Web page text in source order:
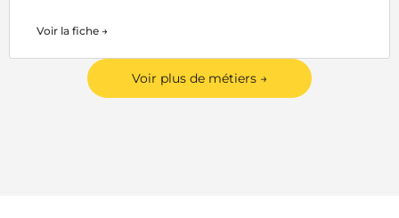
Voir la fiche →
Voir plus de métiers →